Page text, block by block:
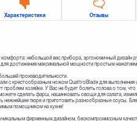
Характеристики Отзывы
комфорта: небольшой вес прибора, эргономичный дизайн
достижения максимальной мощности простым
производительности.
с крестообразным ножом QuattroBlade для выполнения
проблем хозяйке. У Вас не будет болеть голова о том,
сделать фарш, нашинковать овощи для салата,
нежнейшее пюре и приготовить разнообразные соусы.
помощником на кухне!
фирменным дизайном, бескомпромиссным